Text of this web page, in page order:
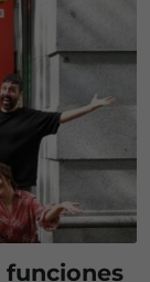
funciones